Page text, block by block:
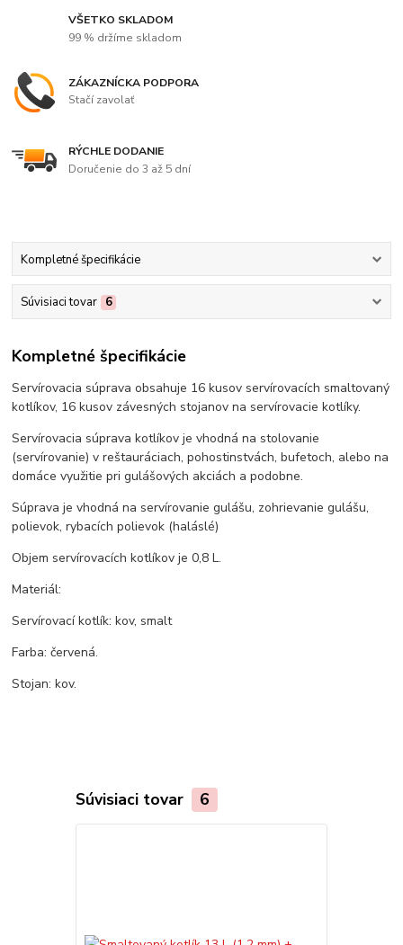
VŠETKO SKLADOM
99 % držíme skladom
ZÁKAZNÍCKA PODPORA
Stačí zavolať
RÝCHLE DODANIE
Doručenie do 3 až 5 dní
Kompletné špecifikácie
Súvisiaci tovar 6
Kompletné špecifikácie
Servírovacia súprava obsahuje 16 kusov servírovacích smaltovaný
kotlíkov, 16 kusov závesných stojanov na servírovacie kotlíky.
Servírovacia súprava kotlíkov je vhodná na stolovanie
(servírovanie) v reštauráciach, pohostinstvách, bufetoch, alebo na
domáce využitie pri gulášových akciách a podobne.
Súprava je vhodná na servírovanie gulášu, zohrievanie gulášu,
polievok, rybacích polievok (haláslé)
Objem servírovacích kotlíkov je 0,8 L.
Materiál:
Servírovací kotlík: kov, smalt
Farba: červená.
Stojan: kov.
Súvisiaci tovar 6